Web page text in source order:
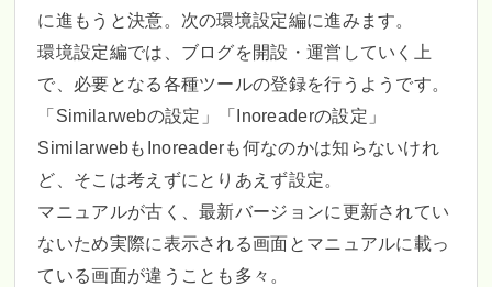
に進もうと決意。次の環境設定編に進みます。
環境設定編では、ブログを開設・運営していく上
で、必要となる各種ツールの登録を行うようです。
「Similarwebの設定」「Inoreaderの設定」
SimilarwebもInoreaderも何なのかは知らないけれ
ど、そこは考えずにとりあえず設定。
マニュアルが古く、最新バージョンに更新されてい
ないため実際に表示される画面とマニュアルに載っ
ている画面が違うことも多々。